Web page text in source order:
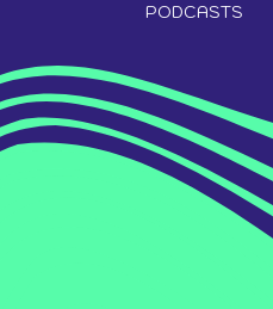
PODCASTS